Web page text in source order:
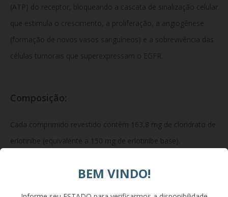
(ATP) do receptor, bloqueando a cascata de sinalização celular
que estimula o crescimento, a proliferação, a angiogênese
(formação de novos vasos sanguíneos) e a sobrevivência das
células tumorais que superexpressam o EGFR.
Composição:
Cada comprimido revestido contém 163,8 mg de cloridrato de
erlotinibe (equivalente a 150 mg de erlotinibe base).
celulose microcristalina, amargato de sódio, estearato de
BEM VINDO!